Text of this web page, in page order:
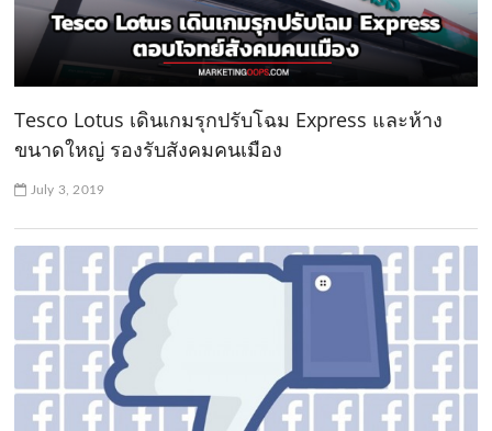
Tesco Lotus เดินเกมรุกปรับโฉม Express และห้าง
ขนาดใหญ่ รองรับสังคมคนเมือง
July 3, 2019